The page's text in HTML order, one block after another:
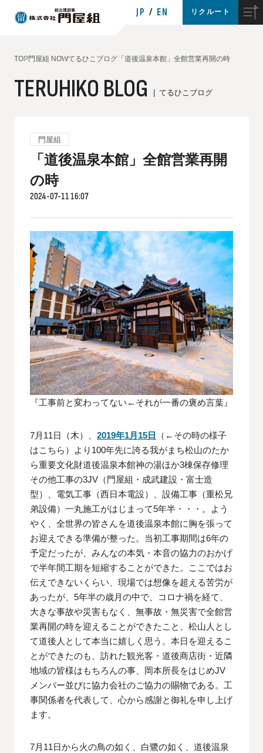
JP EN リクルート
TOP門屋組 NOWてるひこブログ「道後温泉本館」全館営業再開の時
TERUHIKO BLOG てるひこブログ
門屋組
「道後温泉本館」全館営業再開
の時
2024-07-11 16:07
『工事前と変わってない←それが一番の褒め言葉』
7月11日（木）、2019年1月15日
（←その時の様子
はこちら）より100年先に誇る我がまち松山のたか
ら重要文化財道後温泉本館神の湯ほか3棟保存修理
その他工事の3JV（門屋組・成武建設・富士造
型）、電気工事（西日本電設）、設備工事（重松兄
弟設備）一丸施工がはじまって5年半・・・。よう
やく、全世界の皆さんを道後温泉本館に胸を張って
お迎えできる準備が整った。当初工事期間は6年の
予定だったが、みんなの本気・本音の協力のおかげ
で半年間工期を短縮することができた。ここではお
伝えできないくらい、現場では想像を超える苦労が
あったが、5年半の歳月の中で、コロナ禍を経て、
大きな事故や災害もなく、無事故・無災害で全館営
業再開の時を迎えることができたこと、松山人とし
て道後人として本当に嬉しく思う。本日を迎えるこ
とができたのも、訪れた観光客・道後商店街・近隣
地域の皆様はもちろんの事、岡本所長をはじめJV
メンバー並びに協力会社のご協力の賜物である。工
事関係者を代表して、心から感謝と御礼を申し上げ
ます。
7月11日から火の鳥の如く、白鷺の如く、道後温泉